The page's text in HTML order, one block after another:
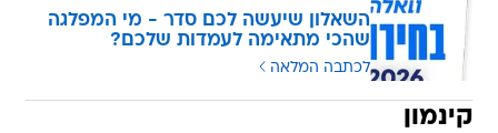
השאלון שיעשה לכם סדר - מי המפלגה
שהכי מתאימה לעמדות שלכם?
לכתבה המלאה
קינמון